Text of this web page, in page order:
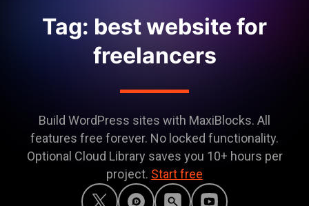
Tag: best website for
freelancers
Build WordPress sites with MaxiBlocks. All
features free forever. No locked functionality.
Optional Cloud Library saves you 10+ hours per
project. Start free